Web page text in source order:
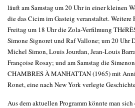
läuft am Samstag um 20 Uhr in einer kleinen
die das Cicim im Gasteig veranstaltet.
Freitag um 18 Uhr die Zola-Verfilmung
Simone Signoret und Raf Vallone; um 20 Uhr
Michel Simon, Louis Jourdan, Jean-Louis
Françoise Rosay; und am Samstag die
CHAMBRES À MANHATTAN (1965) mit
Ronet, eine nach New York verlegte
Aus dem aktuellen Programm könnte man